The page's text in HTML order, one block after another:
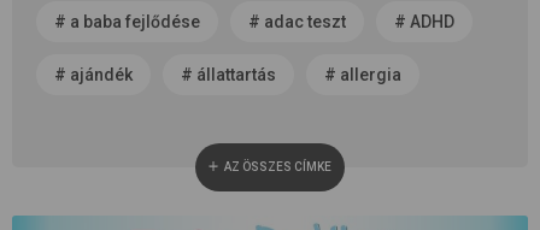
# a baba fejlődése # adac teszt # ADHD
# ajándék # állattartás # allergia
baba neme #
AZ ÖSSZES CÍMKE